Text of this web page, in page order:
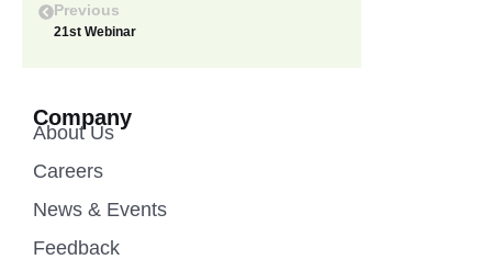
Previous
21st Webinar
Company
About Us
Careers
News & Events
Feedback